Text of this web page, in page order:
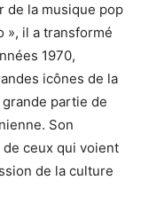
de la musique pop
», il a transformé
1970,
icônes de la
partie de
Son
ceux qui voient
de la culture